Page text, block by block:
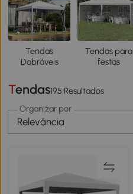
Tendas
Dobráveis
Tendas para
festas
Tendas195 Resultados
Organizar por
Relevância